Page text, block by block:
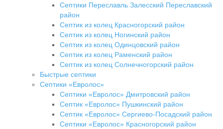
Септики Переславль Залесский Переславский
район
Септик из колец Красногорский район
Септик из колец Ногинский район
Септик из колец Одинцовский район
Септик из колец Раменский район
Септик из колец Солнечногорский район
Быстрые септики
Септики «Евролос»
Септики «Евролос» Дмитровский район
Септик «Евролос» Пушкинский район
Септик «Евролос» Сергиево-Посадский район
Септики «Евролос» Красногорский район